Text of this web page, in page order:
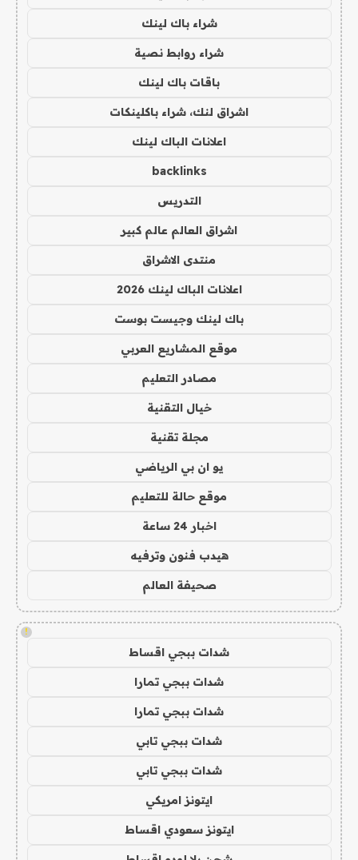
شراء باك لينك
شراء روابط نصية
باقات باك لينك
اشراق لنك، شراء باكلينكات
اعلانات الباك لينك
backlinks
التدريس
اشراق العالم عالم كبير
منتدى الاشراق
اعلانات الباك لينك 2026
باك لينك وجيست بوست
موقع المشاريع العربي
مصادر التعليم
خيال التقنية
مجلة تقنية
يو ان بي الرياضي
موقع حالة للتعليم
اخبار 24 ساعة
هيدب فنون وترفيه
صحيفة العالم
!
شدات ببجي اقساط
شدات ببجي تمارا
شدات ببجي تمارا
شدات ببجي تابي
شدات ببجي تابي
ايتونز امريكي
ايتونز سعودي اقساط